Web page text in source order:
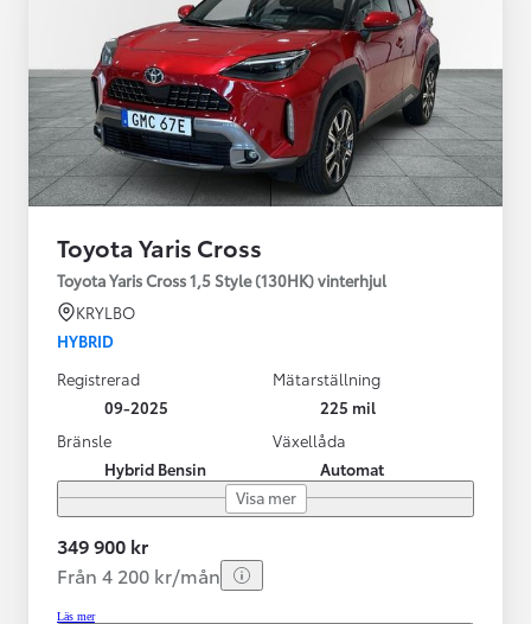
Toyota Yaris Cross
Toyota Yaris Cross 1,5 Style (130HK) vinterhjul
KRYLBO
HYBRID
Registrerad
09-2025
Mätarställning
225 mil
Bränsle
Hybrid Bensin
Växellåda
Automat
Visa mer
349 900 kr
Från 4 200 kr/mån
Läs mer